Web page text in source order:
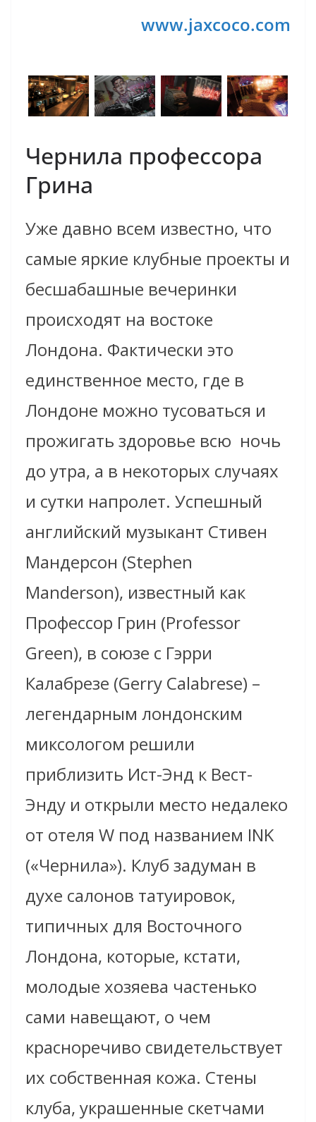
www.jaxcoco.com
Чернила профессора
Грина
Уже давно всем известно, что
самые яркие клубные проекты и
бесшабашные вечеринки
происходят на востоке
Лондона. Фактически это
единственное место, где в
Лондоне можно тусоваться и
прожигать здоровье всю ночь
до утра, а в некоторых случаях
и сутки напролет. Успешный
английский музыкант Стивен
Мандерсон (Stephen
Manderson), известный как
Профессор Грин (Professor
Green), в союзе с Гэрри
Калабрезе (Gerry Calabrese) –
легендарным лондонским
миксологом решили
приблизить Ист-Энд к Вест-
Энду и открыли место недалеко
от отеля W под названием INK
(«Чернила»). Клуб задуман в
духе салонов татуировок,
типичных для Восточного
Лондона, которые, кстати,
молодые хозяева частенько
сами навещают, о чем
красноречиво свидетельствует
их собственная кожа. Стены
клуба, украшенные скетчами